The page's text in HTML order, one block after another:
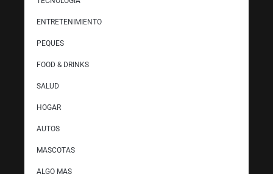
ENTRETENIMIENTO
PEQUES
FOOD & DRINKS
SALUD
HOGAR
AUTOS
MASCOTAS
ALGO MAS